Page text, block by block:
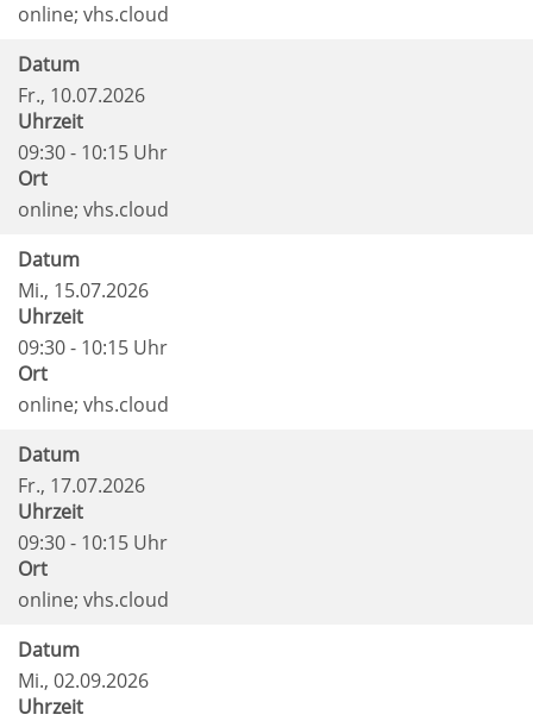
online; vhs.cloud
Datum
Fr., 10.07.2026
Uhrzeit
09:30 - 10:15 Uhr
Ort
online; vhs.cloud
Datum
Mi., 15.07.2026
Uhrzeit
09:30 - 10:15 Uhr
Ort
online; vhs.cloud
Datum
Fr., 17.07.2026
Uhrzeit
09:30 - 10:15 Uhr
Ort
online; vhs.cloud
Datum
Mi., 02.09.2026
Uhrzeit